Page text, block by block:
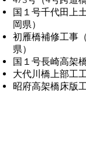
国１号千代田上
岡県）
初雁橋補修工事
県）
国１号長崎高架
大代川橋上部工
昭府高架橋床版